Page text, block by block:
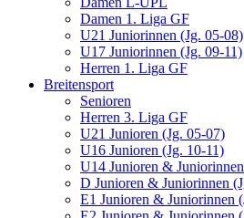
Damen 1. Liga GF
U21 Juniorinnen (Jg. 05-08)
U17 Juniorinnen (Jg. 09-11)
Herren 1. Liga GF
Breitensport
Senioren
Herren 3. Liga GF
U21 Junioren (Jg. 05-07)
U16 Junioren (Jg. 10-11)
U14 Junioren &
D Junioren & Juniorinnen
E1 Junioren & Juniorinnen